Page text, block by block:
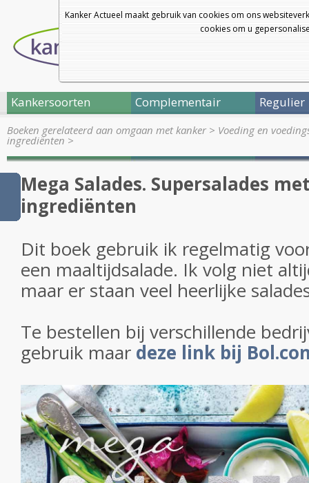
Kanker Actueel maakt gebruik van cookies om ons
cookies om u
Kankersoorten Complementair Regulier
Boeken gerelateerd aan omgaan met kanker> Voeding en
ingrediënten >
Mega Salades. Supersalades
ingrediënten
Dit boek gebruik ik regelmatig
een maaltijdsalade. Ik volg niet
maar er staan veel heerlijke
Te bestellen bij verschillende
gebruik maar deze link bij